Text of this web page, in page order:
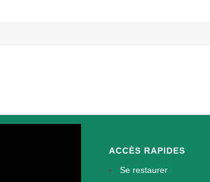
ACCÈS RAPIDES
Se restaurer